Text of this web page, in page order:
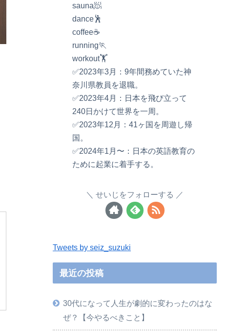
sauna🧖
dance🕺
coffee☕️
running🏃
workout🏋️
✅2023年3月：9年間務めていた神
奈川県教員を退職。
✅2023年4月：日本を飛び立って
240日かけて世界を一周。
✅2023年12月：41ヶ国を周遊し帰
国。
✅2024年1月〜：日本の英語教育の
ために起業に着手する。
せいじをフォローする
Tweets by seiz_suzuki
最近の投稿
30代になって人生が劇的に変わったのはな
ぜ？【今やるべきこと】